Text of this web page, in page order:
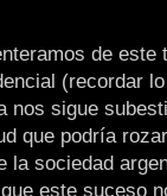
de este
(recordar
nos sigue
que podría
la sociedad
este suceso